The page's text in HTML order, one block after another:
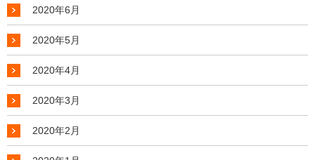
2020年6月
2020年5月
2020年4月
2020年3月
2020年2月